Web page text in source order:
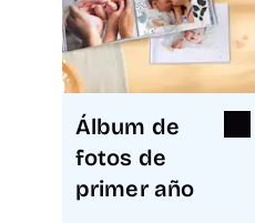
Álbum de
fotos de
primer año